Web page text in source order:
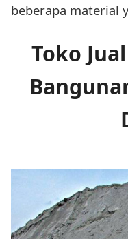
beberapa material
Toko